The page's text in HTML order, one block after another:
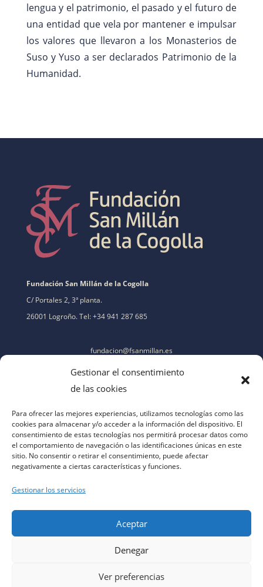
Gestionar el consentimiento
de las cookies
Para ofrecer las mejores experiencias, utilizamos tecnologías como las
cookies para almacenar y/o acceder a la información del dispositivo. El
consentimiento de estas tecnologías nos permitirá procesar datos como
el comportamiento de navegación o las identificaciones únicas en este
sitio. No consentir o retirar el consentimiento, puede afectar
negativamente a ciertas características y funciones.
Gestionar los servicios
Aceptar
Denegar
Ver preferencias
lengua y el patrimonio, el pasado y el futuro de
una entidad que vela por mantener e impulsar
los valores que llevaron a los Monasterios de
Suso y Yuso a ser declarados Patrimonio de la
Humanidad.
Fundación San Millán de la Cogolla
C/ Portales 2, 3ª planta.
26001 Logroño. Tel: +34 941 287 685
fundacion@fsanmillan.es
política de privacidad|política de cookies